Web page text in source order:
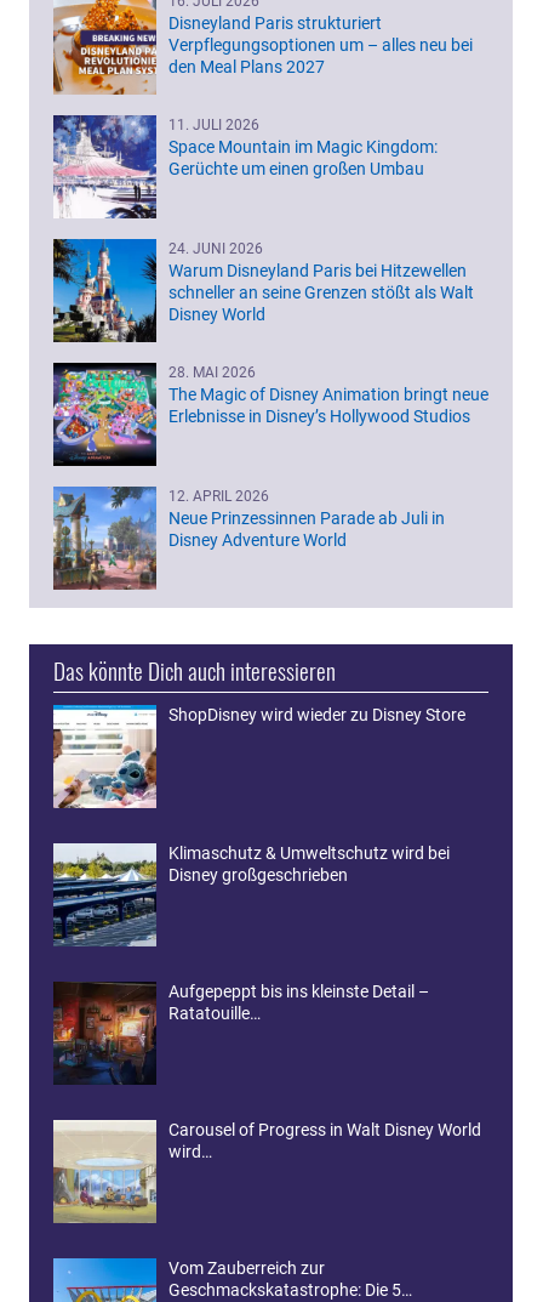
Disneyland Paris strukturiert
Verpflegungsoptionen um – alles neu bei
den Meal Plans 2027
11. JULI 2026
Space Mountain im Magic Kingdom:
Gerüchte um einen großen Umbau
24. JUNI 2026
Warum Disneyland Paris bei Hitzewellen
schneller an seine Grenzen stößt als Walt
Disney World
28. MAI 2026
The Magic of Disney Animation bringt neue
Erlebnisse in Disney’s Hollywood Studios
12. APRIL 2026
Neue Prinzessinnen Parade ab Juli in
Disney Adventure World
Das könnte Dich auch interessieren
ShopDisney wird wieder zu Disney Store
Klimaschutz & Umweltschutz wird bei
Disney großgeschrieben
Aufgepeppt bis ins kleinste Detail –
Ratatouille…
Carousel of Progress in Walt Disney World
wird…
Vom Zauberreich zur
Geschmackskatastrophe: Die 5…